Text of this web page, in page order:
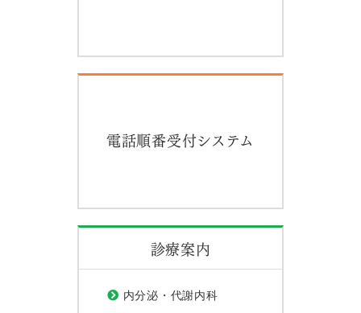
電話順番受付システム
診療案内
内分泌・代謝内科